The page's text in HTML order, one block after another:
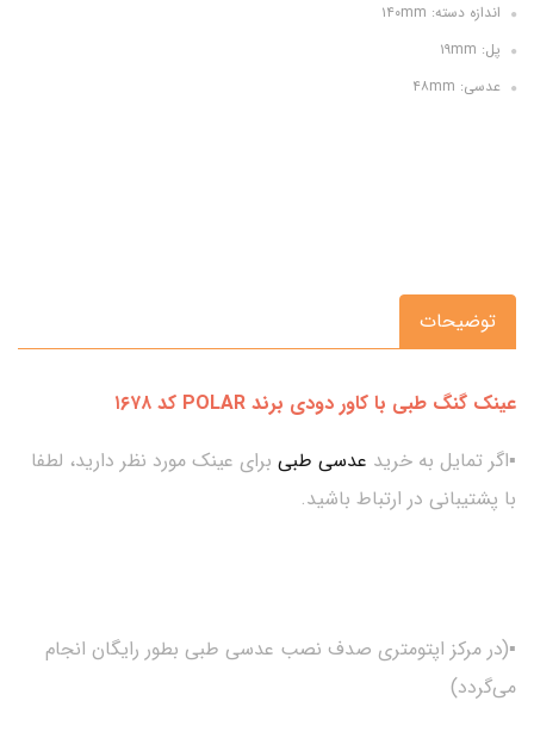
اندازه دسته: ۱۴۰mm
پل: ۱۹mm
عدسی: ۴۸mm
توضیحات
عینک گنگ طبی با کاور دودی برند POLAR کد ۱۶۷۸
▪اگر تمایل به خرید عدسی طبی برای عینک مورد نظر دارید، لطفا
با پشتیبانی در ارتباط باشید.
▪(در مرکز اپتومتری صدف نصب عدسی طبی بطور رایگان انجام
می‌گردد)